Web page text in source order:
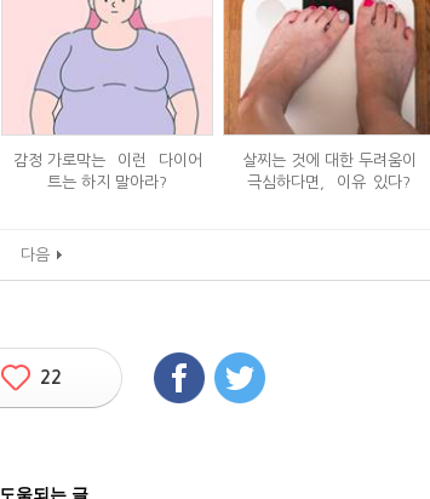
감정 가로막는 `이런` 다이어
트는 하지 말아라?
살찌는 것에 대한 두려움이
극심하다면, `이유`있다?
다음
22
도움되는 글